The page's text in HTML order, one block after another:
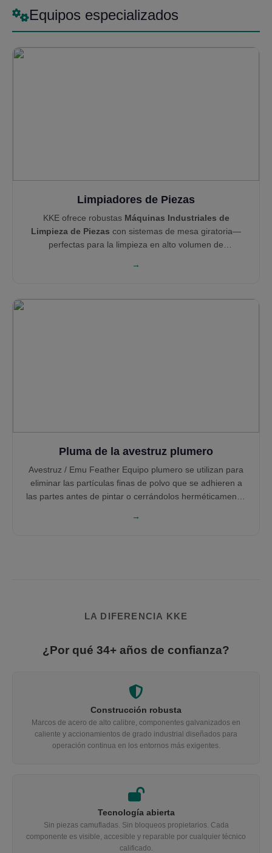
Equipos especializados
Limpiadores de Piezas
KKE ofrece robustas Máquinas Industriales de
Limpieza de Piezas con sistemas de mesa giratoria—
perfectas para la limpieza en alto volumen de
→
Pluma de la avestruz plumero
Avestruz / Emu Feather Equipo plumero se utilizan para
eliminar las partículas finas de polvo que se adhieren a
las partes antes de pintar o cerrándolos herméticamente.
→
LA DIFERENCIA KKE
¿Por qué 34+ años de confianza?
Construcción robusta
Marcos de acero de alto calibre, componentes galvanizados en
caliente y accionamientos de grado industrial diseñados para
operación continua en los entornos más exigentes.
Tecnología abierta
Sin piezas camufladas. Sin bloqueos propietarios. Cada
componente es visible, accesible y reparable por cualquier técnico
calificado.